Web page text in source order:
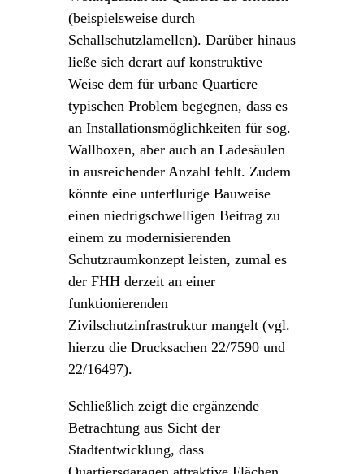
(beispielsweise durch
Schallschutzlamellen). Darüber hinaus
ließe sich derart auf konstruktive
Weise dem für urbane Quartiere
typischen Problem begegnen, dass es
an Installationsmöglichkeiten für sog.
Wallboxen, aber auch an Ladesäulen
in ausreichender Anzahl fehlt. Zudem
könnte eine unterflurige Bauweise
einen niedrigschwelligen Beitrag zu
einem zu modernisierenden
Schutzraumkonzept leisten, zumal es
der FHH derzeit an einer
funktionierenden
Zivilschutzinfrastruktur mangelt (vgl.
hierzu die Drucksachen 22/7590 und
22/16497).
Schließlich zeigt die ergänzende
Betrachtung aus Sicht der
Stadtentwicklung, dass